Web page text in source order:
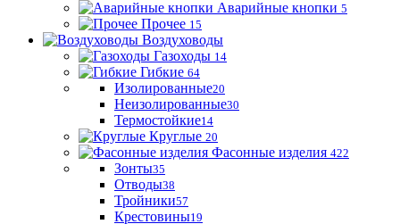
Аварийные кнопки 5
Прочее 15
Воздуховоды
Газоходы 14
Гибкие 64
Изолированные20
Неизолированные30
Термостойкие14
Круглые 20
Фасонные изделия 422
Зонты35
Отводы38
Тройники57
Крестовины19